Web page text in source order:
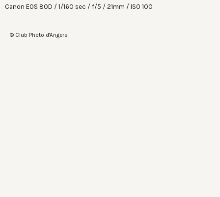
Canon EOS 80D 1/160 sec f/5 21mm ISO 100
© Club Photo d'Angers